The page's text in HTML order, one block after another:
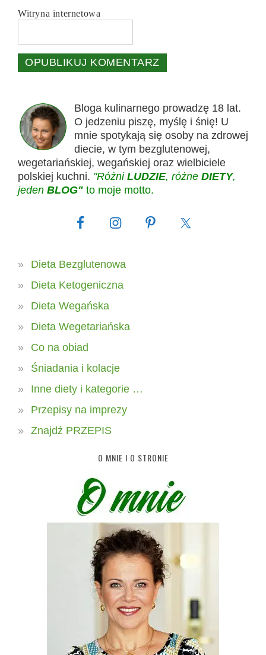
Witryna internetowa
Bloga kulinarnego prowadzę 18 lat.
O jedzeniu piszę, myślę i śnię! U
mnie spotykają się osoby na zdrowej
diecie, w tym bezglutenowej,
wegetariańskiej, wegańskiej oraz wielbiciele
polskiej kuchni. "Różni LUDZIE, różne DIETY,
jeden BLOG" to moje motto.
Dieta Bezglutenowa
Dieta Ketogeniczna
Dieta Wegańska
Dieta Wegetariańska
Co na obiad
Śniadania i kolacje
Inne diety i kategorie …
Przepisy na imprezy
Znajdź PRZEPIS
O MNIE I O STRONIE